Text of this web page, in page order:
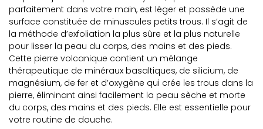
parfaitement dans votre main, est léger et possède une
surface constituée de minuscules petits trous. Il s’agit de
la méthode d’exfoliation la plus sûre et la plus naturelle
pour lisser la peau du corps, des mains et des pieds.
Cette pierre volcanique contient un mélange
thérapeutique de minéraux basaltiques, de silicium, de
magnésium, de fer et d’oxygène qui crée les trous dans la
pierre, éliminant ainsi facilement la peau sèche et morte
du corps, des mains et des pieds. Elle est essentielle pour
votre routine de douche.